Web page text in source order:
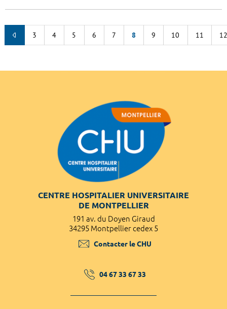
3 4 5 6 7 8 9 10 11 12
CENTRE HOSPITALIER UNIVERSITAIRE
DE MONTPELLIER
191 av. du Doyen Giraud
34295 Montpellier cedex 5
Contacter le CHU
04 67 33 67 33